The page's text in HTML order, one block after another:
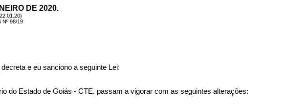
DE 2020.
Nº 98/19
e eu sanciono a seguinte Lei:
do Estado de Goiás - CTE, passam a vigorar com as seguintes alterações: